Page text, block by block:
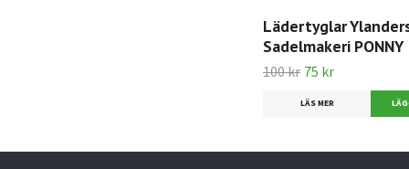
Lädertyglar
Sadelmakeri PONNY
100 kr 75 kr
LÄS MER